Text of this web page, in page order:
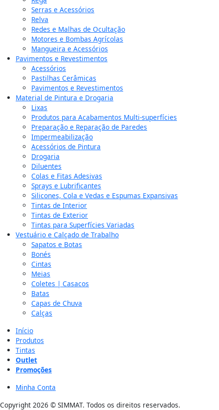
Serras e Acessórios
Relva
Redes e Malhas de Ocultação
Motores e Bombas Agrícolas
Mangueira e Acessórios
Pavimentos e Revestimentos
Acessórios
Pastilhas Cerâmicas
Pavimentos e Revestimentos
Material de Pintura e Drogaria
Lixas
Produtos para Acabamentos Multi-superfícies
Preparação e Reparação de Paredes
Impermeabilização
Acessórios de Pintura
Drogaria
Diluentes
Colas e Fitas Adesivas
Sprays e Lubrificantes
Silicones, Cola e Vedas e Espumas Expansivas
Tintas de Interior
Tintas de Exterior
Tintas para Superfícies Variadas
Vestuário e Calçado de Trabalho
Sapatos e Botas
Bonés
Cintas
Meias
Coletes | Casacos
Batas
Capas de Chuva
Calças
Início
Produtos
Tintas
Outlet
Promoções
Minha Conta
Copyright 2026 © SIMMAT. Todos os direitos reservados.